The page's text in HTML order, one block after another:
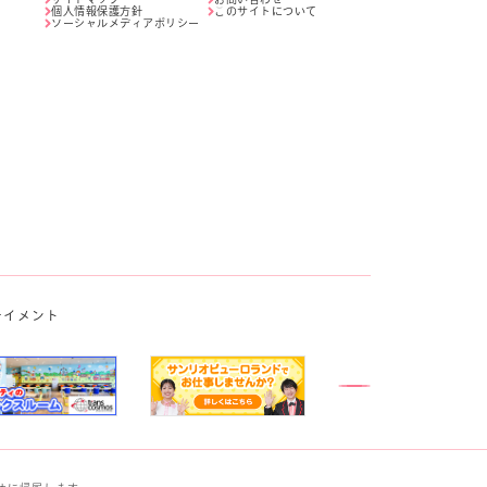
個人情報保護方針
このサイトについて
ソーシャルメディアポリシー
メント